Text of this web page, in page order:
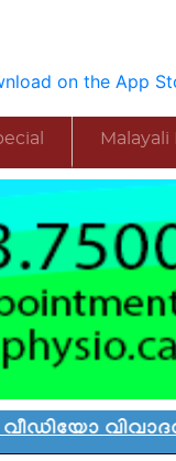
Malayali
|